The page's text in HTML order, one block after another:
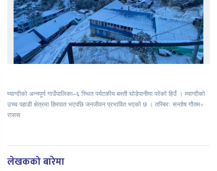
म्याग्दीको अन्नपूर्ण गाउँपालिका–६ स्थित पर्यटकीय बस्ती घोडेपानीमा परेको हिउँ । म्याग्दीको
उच्च पहाडी क्षेत्रमा हिमपात भएपछि जनजीवन प्रभावित भएको छ । तस्बिरः सन्तोष गौतम÷
रासस
लेखकको बारेमा